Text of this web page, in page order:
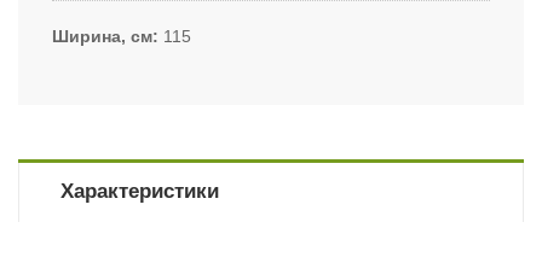
Ширина, см 115
Характеристики